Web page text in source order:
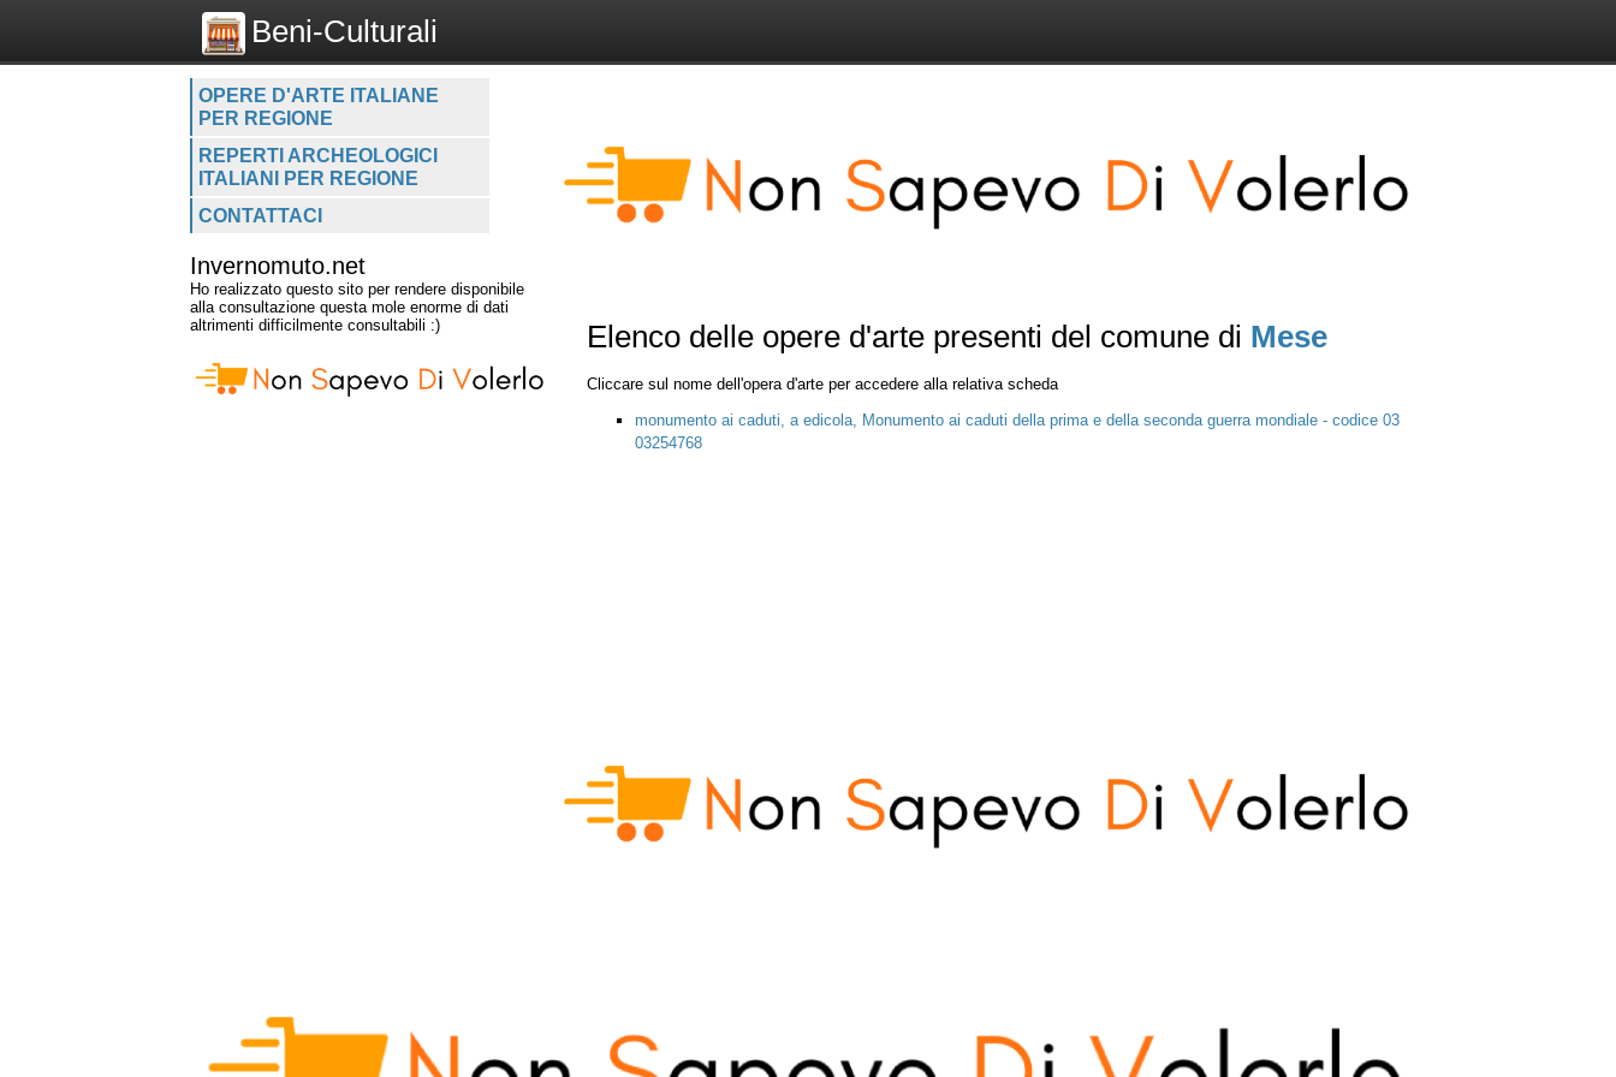
Beni-Culturali
OPERE D'ARTE ITALIANE
PER REGIONE
REPERTI ARCHEOLOGICI
ITALIANI PER REGIONE
CONTATTACI
Invernomuto.net
Ho realizzato questo sito per rendere disponibile
alla consultazione questa mole enorme di dati
altrimenti difficilmente consultabili :)
Elenco delle opere d'arte presenti del comune di Mese
Cliccare sul nome dell'opera d'arte per accedere alla relativa scheda
monumento ai caduti, a edicola, Monumento ai caduti della prima e della seconda guerra mondiale - codice 03
03254768